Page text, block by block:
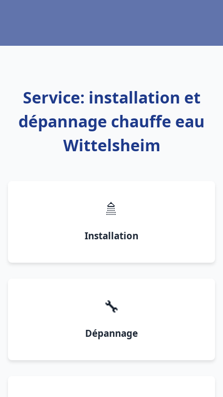
Service: installation et
dépannage chauffe eau
Wittelsheim
🚿
Installation
🔧
Dépannage